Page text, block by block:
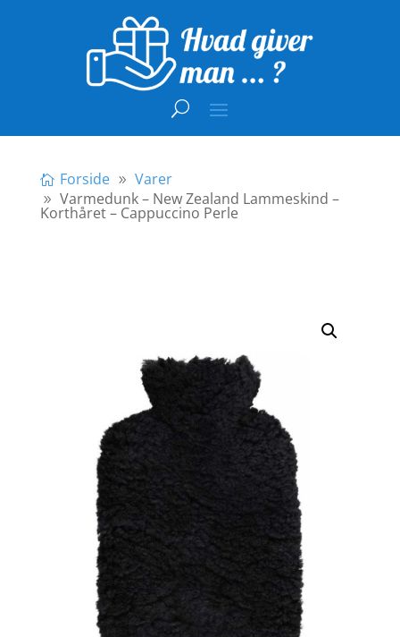
Forside
Varer
Varmedunk – New Zealand Lammeskind –
Korthåret – Cappuccino Perle